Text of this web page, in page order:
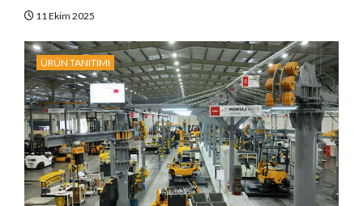
11 Ekim 2025
ÜRÜN TANITIMI